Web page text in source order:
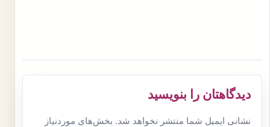
دیدگاهتان را بنویسید
نشانی ایمیل شما منتشر نخواهد شد. بخش‌های موردنیاز